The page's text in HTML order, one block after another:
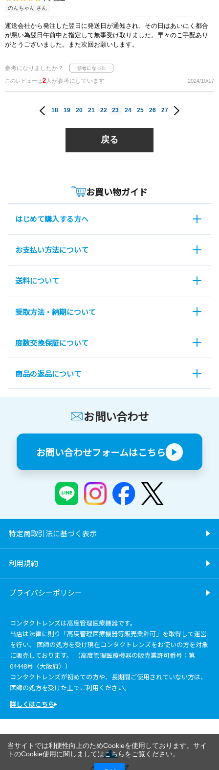
のんちゃん さん
運送会社から発注した翌日に発送日が通知され、その日はあいにく都合
が悪い為翌日午前中と指定して無事受け取りました。早々のご手配あり
がとうございました。また次回お願いします。
参考になりましたか？
このレビューは2人が参考にしています 2024/10/17
18 19 20 21 22 23 24 25 26 27
戻る
お買い物ガイド
はじめて購入する方へ
お支払い方法について
送料について
受取方法・納期について
度数交換保証について
商品の返品について
お問い合わせ
お問い合わせフォームはこちら
特定商取引法に基づく表示
利用規約
プライバシーポリシー
コンタクトレンズは高度管理医療機器です。
当店は法律に則り「高度管理医療機器等販売業許可」を取得して運営
を行い、 医師の処方を受け現在コンタクトレンズをお使いの方を対象
に販売しております。 （高度管理医療機器の販売業許可番号：第
04448号〈大阪府〉）
コンタクトレンズが初めての方や、長期間ご使用されていない方は、
医師の処方を受けた上でご利用ください。
詳しくはこちら
ページトップ
当サイトでは利便性向上のためCookieを使用しております。サイ
トのCookie使用に関しましてはこちらをご覧ください。